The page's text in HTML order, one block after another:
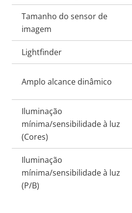
da
propriedade
propriedade
Tamanho do sensor de
imagem
Lightfinder
Amplo alcance dinâmico
Iluminação
mínima/sensibilidade à luz
(Cores)
Iluminação
mínima/sensibilidade à luz
(P/B)